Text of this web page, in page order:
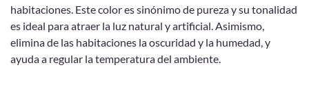
habitaciones. Este color es sinónimo de pureza y su tonalidad
es ideal para atraer la luz natural y artificial. Asimismo,
elimina de las habitaciones la oscuridad y la humedad, y
ayuda a regular la temperatura del ambiente.